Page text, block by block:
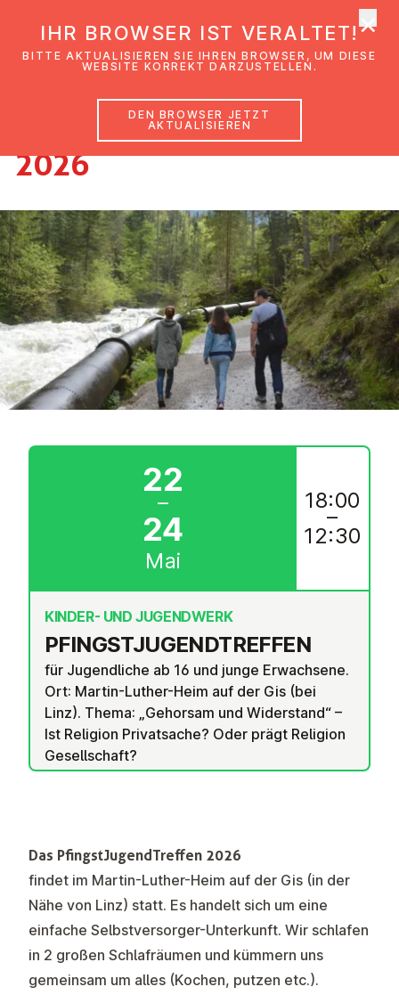
PfingstJugendTreffen
2026
PFINGST­JU­GEND­TREF­FEN
KINDER- UND JUGENDWERK
für Jugendliche ab 16 und junge Erwachsene.
Ort: Martin-Luther-Heim auf der Gis (bei
Linz). Thema: „Gehorsam und Widerstand“ –
Ist Religion Privatsache? Oder prägt Religion
Gesellschaft?
22
–
24
Mai
18:00
–
12:30
Das PfingstJugendTreffen 2026
findet im Martin-Luther-Heim auf der Gis (in der
Nähe von Linz) statt. Es handelt sich um eine
einfache Selbstversorger-Unterkunft. Wir schlafen
in 2 großen Schlafräumen und kümmern uns
gemeinsam um alles (Kochen, putzen etc.).
IHR BROWSER IST VERALTET!
BITTE AKTUALISIEREN SIE IHREN BROWSER, UM DIESE
WEBSITE KORREKT DARZUSTELLEN.
DEN BROWSER JETZT
AKTUALISIEREN
×